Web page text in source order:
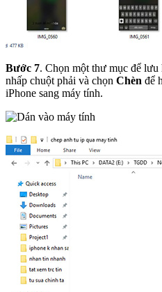
Bước 7. Chọn một thư mục để lưu
nhấp chuột phải và chọn Chèn để
iPhone sang máy tính.